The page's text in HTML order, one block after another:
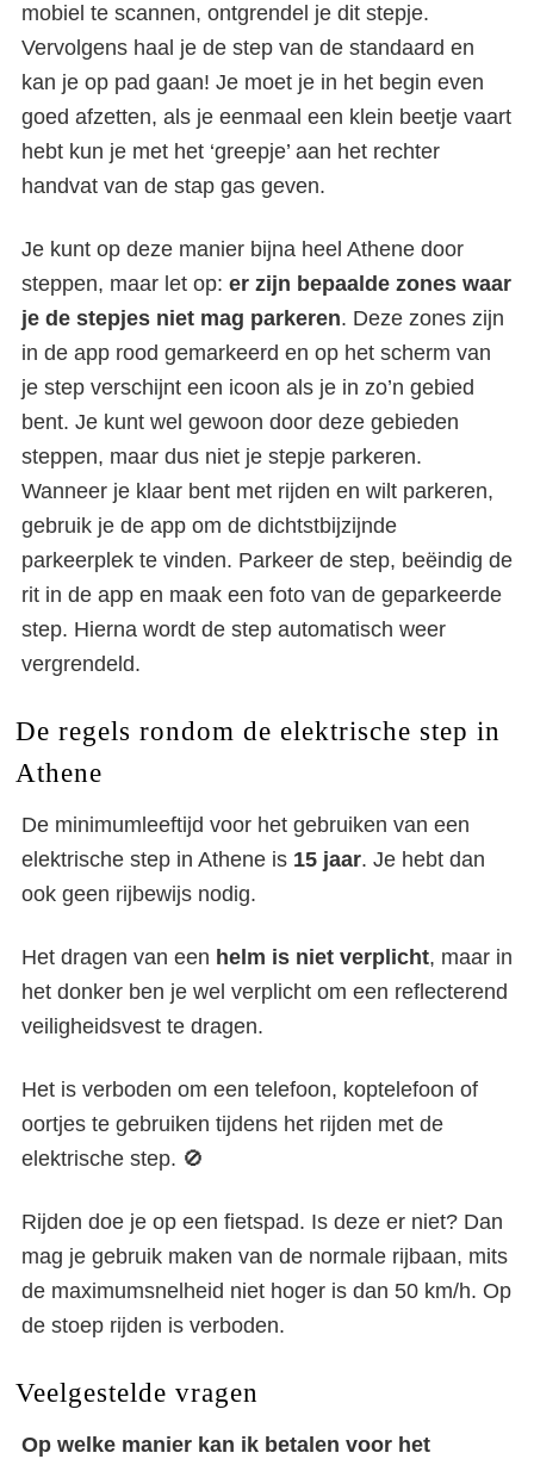
Elektrische stepjes in Athene
mobiel te scannen, ontgrendel je dit stepje.
Vervolgens haal je de step van de standaard en
kan je op pad gaan! Je moet je in het begin even
goed afzetten, als je eenmaal een klein beetje vaart
hebt kun je met het ‘greepje’ aan het rechter
handvat van de stap gas geven.
Je kunt op deze manier bijna heel Athene door
steppen, maar let op: er zijn bepaalde zones waar
je de stepjes niet mag parkeren. Deze zones zijn
in de app rood gemarkeerd en op het scherm van
je step verschijnt een icoon als je in zo’n gebied
bent. Je kunt wel gewoon door deze gebieden
steppen, maar dus niet je stepje parkeren.
Wanneer je klaar bent met rijden en wilt parkeren,
gebruik je de app om de dichtstbijzijnde
parkeerplek te vinden. Parkeer de step, beëindig de
rit in de app en maak een foto van de geparkeerde
step. Hierna wordt de step automatisch weer
vergrendeld.
De regels rondom de elektrische step in
Athene
De minimumleeftijd voor het gebruiken van een
elektrische step in Athene is 15 jaar. Je hebt dan
ook geen rijbewijs nodig.
Het dragen van een helm is niet verplicht, maar in
het donker ben je wel verplicht om een reflecterend
veiligheidsvest te dragen.
Het is verboden om een telefoon, koptelefoon of
oortjes te gebruiken tijdens het rijden met de
elektrische step. 🚫
Rijden doe je op een fietspad. Is deze er niet? Dan
mag je gebruik maken van de normale rijbaan, mits
de maximumsnelheid niet hoger is dan 50 km/h. Op
de stoep rijden is verboden.
Veelgestelde vragen
Op welke manier kan ik betalen voor het